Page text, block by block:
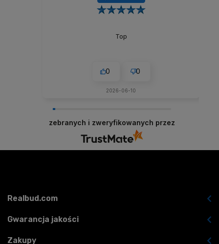
Top
0 0
2026-06-10
zebranych i zweryfikowanych przez
Realbud.com
Gwarancja jakości
Zakupy